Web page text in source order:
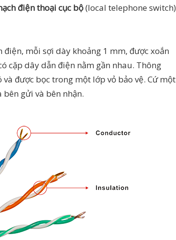
điện thoại cục bộ(local telephone switch)
mỗi sợi dày khoảng 1 mm, được xoắn
cặp dây dẫn điện nằm gần nhau. Thông
được bọc trong một lớp vỏ bảo vệ. Cứ một
gửi và bên nhận.